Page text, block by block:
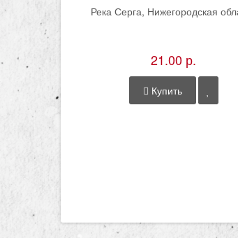
Река Серга, Нижегородская
21.00 р.
Купить